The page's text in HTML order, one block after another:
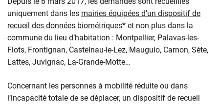
uniquement dans les mairies équipées d’un dispositif de
recueil des données biométriques* et non plus dans la
commune du lieu d’habitation : Montpellier, Palavas-les-
Flots, Frontignan, Castelnau-le-Lez, Mauguio, Carnon, Sète,
Lattes, Juvignac, La-Grande-Motte…
Concernant les personnes à mobilité réduite ou dans
l’incapacité totale de se déplacer, un dispositif de recueil